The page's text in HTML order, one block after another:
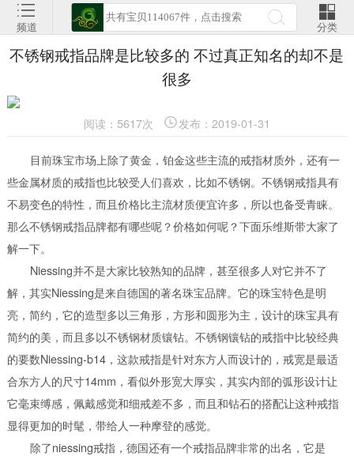
频道 分类
不锈钢戒指品牌是比较多的 不过真正知名的却不是
很多
阅读：5617次 发布：2019-01-31
目前珠宝市场上除了黄金，铂金这些主流的戒指材质外，还有一
些金属材质的戒指也比较受人们喜欢，比如不锈钢。不锈钢戒指具有
不易变色的特性，而且价格比主流材质便宜许多，所以也备受青睐。
那么不锈钢戒指品牌都有哪些呢？价格如何呢？下面乐维斯带大家了
解一下。
Niessing并不是大家比较熟知的品牌，甚至很多人对它并不了
解，其实Niessing是来自德国的著名珠宝品牌。它的珠宝特色是明
亮，简约，它的造型多以三角形，方形和圆形为主，设计的珠宝具有
简约的美，而且多以不锈钢材质镶钻。不锈钢镶钻的戒指中比较经典
的要数Niessing-b14，这款戒指是针对东方人而设计的，戒宽是最适
合东方人的尺寸14mm，看似外形宽大厚实，其实内部的弧形设计让
它毫束缚感，佩戴感觉和细戒差不多，而且和钻石的搭配让这种戒指
显得更加的时髦，带给人一种摩登的感觉。
除了niessing戒指，德国还有一个戒指品牌非常的出名，它是